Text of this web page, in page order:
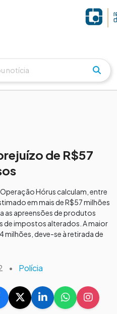
de R$57
Hórus calculam, entre
em mais de R$57 milhões
as apreensões de produtos
de impostos alterados. A maior
milhões, deve-se à retirada de
• Polícia